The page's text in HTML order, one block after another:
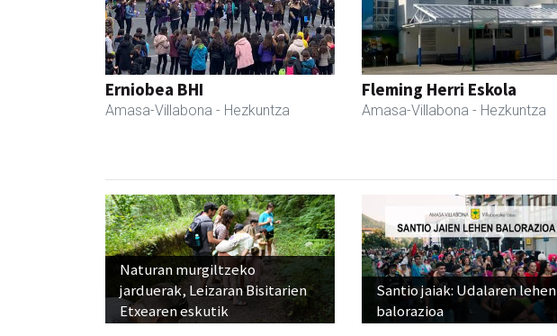
Erniobea BHI
Amasa-Villabona - Hezkuntza
Fleming Herri Eskola
Amasa-Villabona - Hezkuntza
Naturan murgiltzeko
jarduerak, Leizaran Bisitarien
Etxearen eskutik
Santio jaiak: Udalaren lehen
balorazioa